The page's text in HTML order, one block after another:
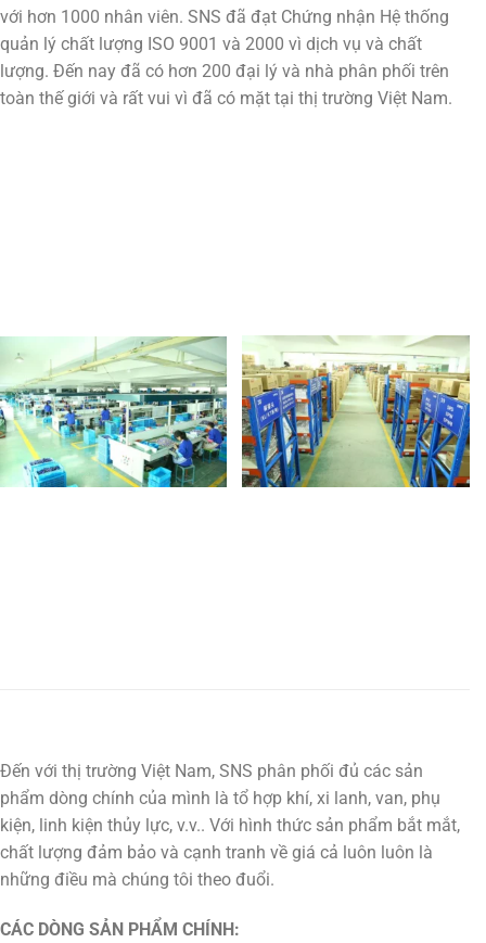
với hơn 1000 nhân viên. SNS đã đạt Chứng nhận Hệ thống
quản lý chất lượng ISO 9001 và 2000 vì dịch vụ và chất
lượng. Đến nay đã có hơn 200 đại lý và nhà phân phối trên
toàn thế giới và rất vui vì đã có mặt tại thị trường Việt Nam.
Đến với thị trường Việt Nam, SNS phân phối đủ các sản
phẩm dòng chính của mình là tổ hợp khí, xi lanh, van, phụ
kiện, linh kiện thủy lực, v.v.. Với hình thức sản phẩm bắt mắt,
chất lượng đảm bảo và cạnh tranh về giá cả luôn luôn là
những điều mà chúng tôi theo đuổi.
CÁC DÒNG SẢN PHẨM CHÍNH: